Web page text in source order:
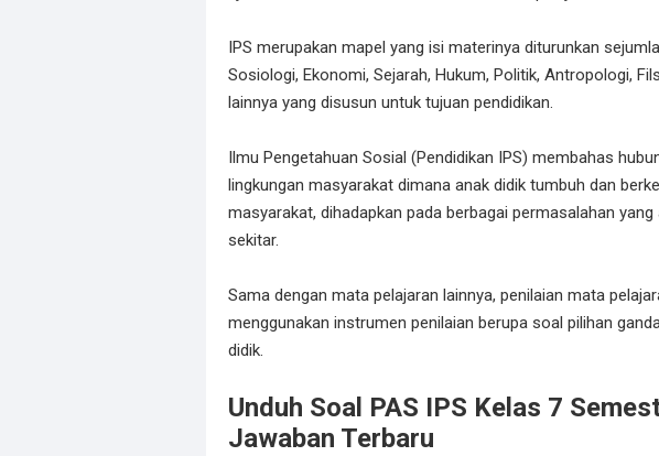
IPS merupakan mapel yang isi materinya diturunkan
Sosiologi, Ekonomi, Sejarah, Hukum, Politik, Antropologi,
lainnya yang disusun untuk tujuan pendidikan.
Ilmu Pengetahuan Sosial (Pendidikan IPS) membahas
lingkungan masyarakat dimana anak didik tumbuh dan
masyarakat, dihadapkan pada berbagai permasalahan
sekitar.
Sama dengan mata pelajaran lainnya, penilaian mata
menggunakan instrumen penilaian berupa soal pilihan
didik.
Unduh Soal PAS IPS Kelas 7
Jawaban Terbaru